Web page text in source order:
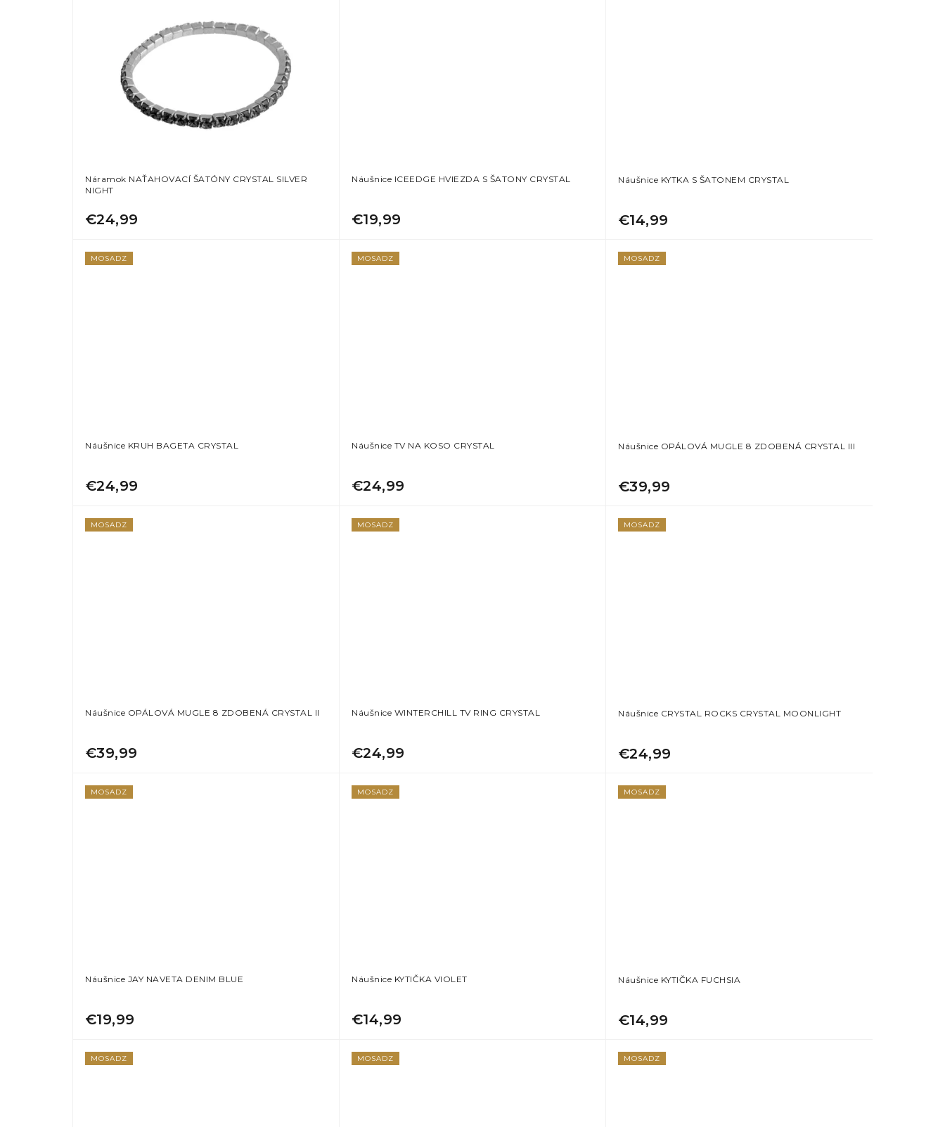
Náramok NAŤAHOVACÍ ŠATÓNY CRYSTAL SILVER
NIGHT
€24,99
Náušnice ICEEDGE HVIEZDA S ŠATONY CRYSTAL
€19,99
Náušnice KYTKA S ŠATONEM CRYSTAL
€14,99
MOSADZ
Náušnice KRUH BAGETA CRYSTAL
€24,99
MOSADZ
Náušnice TV NA KOSO CRYSTAL
€24,99
MOSADZ
Náušnice OPÁLOVÁ MUGLE 8 ZDOBENÁ CRYSTAL III
€39,99
MOSADZ
Náušnice OPÁLOVÁ MUGLE 8 ZDOBENÁ CRYSTAL II
€39,99
MOSADZ
Náušnice WINTERCHILL TV RING CRYSTAL
€24,99
MOSADZ
Náušnice CRYSTAL ROCKS CRYSTAL MOONLIGHT
€24,99
MOSADZ
Náušnice JAY NAVETA DENIM BLUE
€19,99
MOSADZ
Náušnice KYTIČKA VIOLET
€14,99
MOSADZ
Náušnice KYTIČKA FUCHSIA
€14,99
MOSADZ MOSADZ MOSADZ